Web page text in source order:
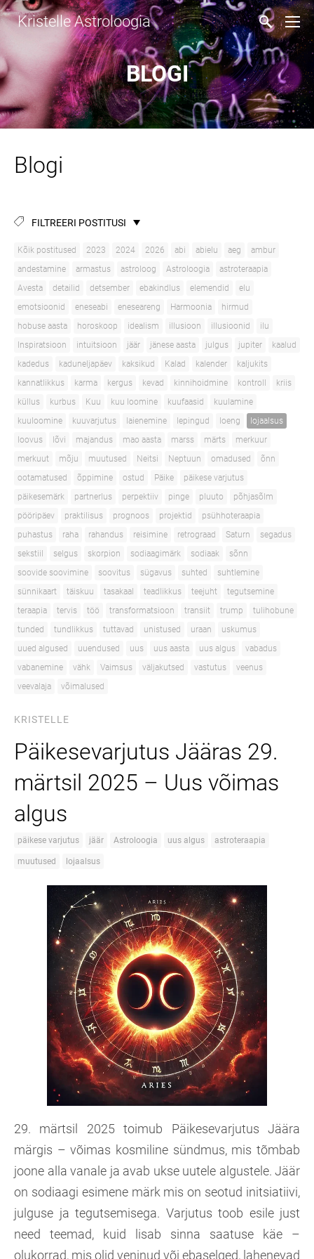
Kristelle Astroloogia
BLOGI
Blogi
FILTREERI POSTITUSI
Kõik postitused 2023 2024 2026 abi abielu aeg
ambur
andestamine
armastus astroloog Astroloogia
astroteraapia
Avesta
detailid detsember ebakindlus elemendid
elu
emotsioonid
eneseabi eneseareng Harmoonia
hirmud
hobuse aasta
horoskoop idealism illusioon illusioonid
ilu
Inspiratsioon
intuitsioon jäär jänese aasta julgus jupiter
kaalud
kadedus
kaduneljapäev kaksikud Kalad kalender
kaljukits
kannatlikkus
karma kergus kevad kinnihoidmine kontroll
kriis
küllus
kurbus Kuu kuu loomine kuufaasid
kuulamine
kuuloomine
kuuvarjutus laienemine lepingud loeng
lojaalsus
loovus
lõvi majandus mao aasta marss märts
merkuur
merkuut
mõju muutused Neitsi Neptuun omadused
õnn
ootamatused
õppimine ostud Päike
päikese varjutus
päikesemärk
partnerlus perpektiiv pinge pluuto
põhjasõlm
pööripäev
praktilisus prognoos projektid
psühhoteraapia
puhastus
raha rahandus reisimine retrograad Saturn
segadus
sekstiil
selgus skorpion sodiaagimärk sodiaak
sõnn
soovide soovimine
soovitus sügavus suhted
suhtlemine
sünnikaart
täiskuu tasakaal teadlikkus teejuht
tegutsemine
teraapia
tervis töö transformatsioon transiit trump
tulihobune
tunded
tundlikkus tuttavad unistused uraan
uskumus
uued algused
uuendused uus uus aasta uus algus
vabadus
vabanemine
vähk Vaimsus väljakutsed vastutus
veenus
veevalaja
võimalused
KRISTELLE
Päikesevarjutus Jääras 29.
märtsil 2025 – Uus võimas
algus
päikese varjutus jäär Astroloogia uus algus astroteraapia
muutused lojaalsus
29. märtsil 2025 toimub Päikesevarjutus Jäära
märgis – võimas kosmiline sündmus, mis tõmbab
joone alla vanale ja avab ukse uutele algustele. Jäär
on sodiaagi esimene märk mis on seotud initsiatiivi,
julguse ja tegutsemisega. Varjutus toob esile just
need teemad, kuid lisab sinna saatuse käe –
olukorrad, mis olid veninud või ebaselged, lahenevad